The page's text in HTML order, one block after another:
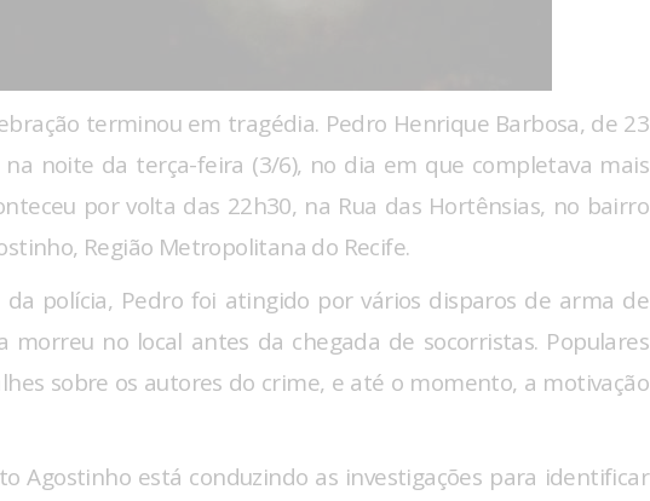
terminou em tragédia. Pedro Henrique Barbosa, de 23
noite da terça-feira (3/6), no dia em que completava mais
por volta das 22h30, na Rua das Hortênsias, no bairro
Região Metropolitana do Recife.
polícia, Pedro foi atingido por vários disparos de arma de
morreu no local antes da chegada de socorristas. Populares
sobre os autores do crime, e até o momento, a motivação
Agostinho está conduzindo as investigações para identificar